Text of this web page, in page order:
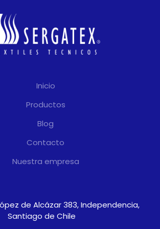
dicho
de 5
Inicio
Productos
Blog
Contacto
Nuestra empresa
de Alcázar 383, Independencia,
Santiago de Chile